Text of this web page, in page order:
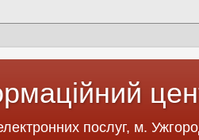
послуг, м.